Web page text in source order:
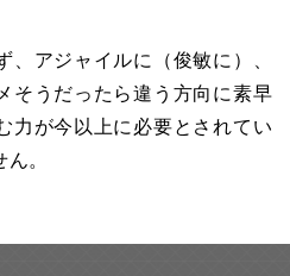
、アジャイルに（俊敏に）、
そうだったら違う方向に素早
力が今以上に必要とされてい
ん。